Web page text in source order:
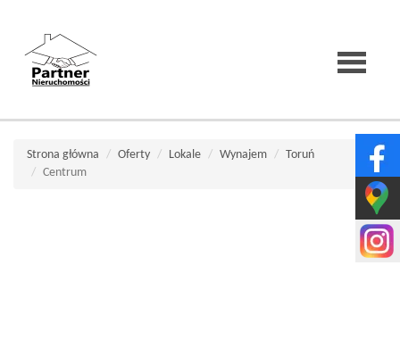
Strona
główna
Strona główna Oferty Lokale Wynajem
Toruń
Centrum